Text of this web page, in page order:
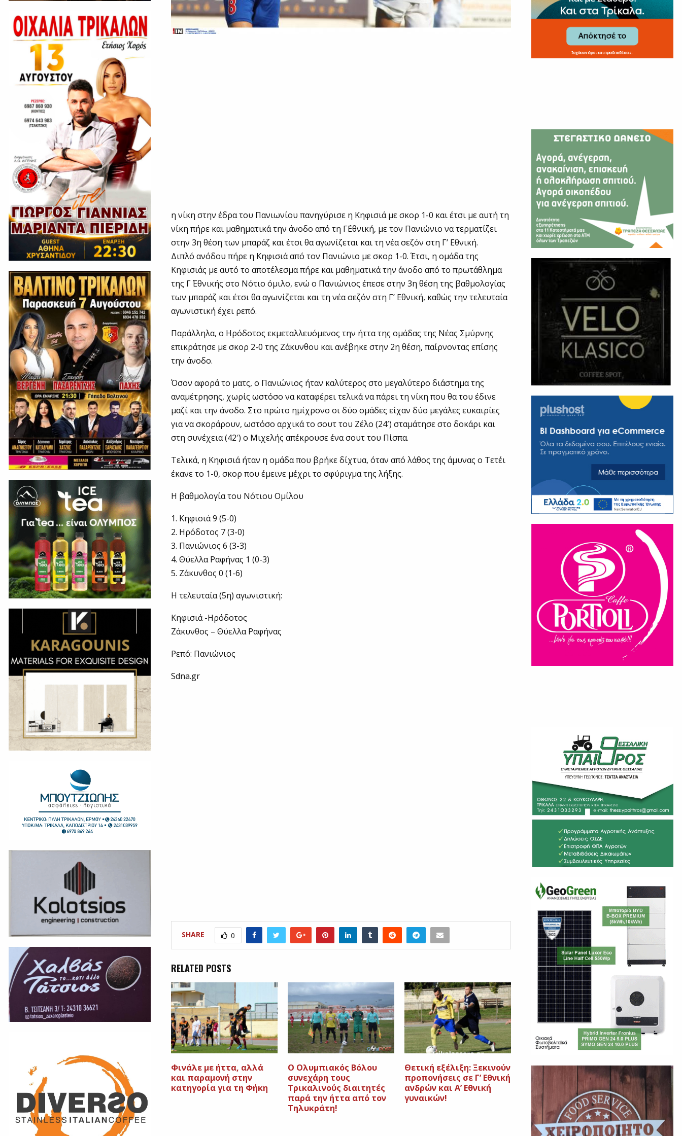
η νίκη στην έδρα του Πανιωνίου πανηγύρισε η Κηφισιά με σκορ 1-0 και έτσι με αυτή τη
νίκη πήρε και μαθηματικά την άνοδο από τη Γ΄Εθνική, με τον Πανιώνιο να τερματίζει
στην 3η θέση των μπαράζ και έτσι θα αγωνίζεται και τη νέα σεζόν στη Γ’ Εθνική.
Διπλό ανόδου πήρε η Κηφισιά από τον Πανιώνιο με σκορ 1-0. Έτσι, η ομάδα της
Κηφισιάς με αυτό το αποτέλεσμα πήρε και μαθηματικά την άνοδο από το πρωτάθλημα
της Γ΄ Εθνικής στο Νότιο όμιλο, ενώ ο Πανιώνιος έπεσε στην 3η θέση της βαθμολογίας
των μπαράζ και έτσι θα αγωνίζεται και τη νέα σεζόν στη Γ’ Εθνική, καθώς την τελευταία
αγωνιστική έχει ρεπό.
Παράλληλα, ο Ηρόδοτος εκμεταλλευόμενος την ήττα της ομάδας της Νέας Σμύρνης
επικράτησε με σκορ 2-0 της Ζάκυνθου και ανέβηκε στην 2η θέση, παίρνοντας επίσης
την άνοδο.
Όσον αφορά το ματς, ο Πανιώνιος ήταν καλύτερος στο μεγαλύτερο διάστημα της
αναμέτρησης, χωρίς ωστόσο να καταφέρει τελικά να πάρει τη νίκη που θα του έδινε
μαζί και την άνοδο. Στο πρώτο ημίχρονο οι δύο ομάδες είχαν δύο μεγάλες ευκαιρίες
για να σκοράρουν, ωστόσο αρχικά το σουτ του Ζέλο (24′) σταμάτησε στο δοκάρι και
στη συνέχεια (42′) ο Μιχελής απέκρουσε ένα σουτ του Πίσπα.
Τελικά, η Κηφισιά ήταν η ομάδα που βρήκε δίχτυα, όταν από λάθος της άμυνας ο Τετέι
έκανε το 1-0, σκορ που έμεινε μέχρι το σφύριγμα της λήξης.
Η βαθμολογία του Νότιου Ομίλου
1. Κηφισιά 9 (5-0)
2. Ηρόδοτος 7 (3-0)
3. Πανιώνιος 6 (3-3)
4. Θύελλα Ραφήνας 1 (0-3)
5. Ζάκυνθος 0 (1-6)
Η τελευταία (5η) αγωνιστική:
Κηφισιά -Ηρόδοτος
Ζάκυνθος – Θύελλα Ραφήνας
Ρεπό: Πανιώνιος
Sdna.gr
SHARE 0
RELATED POSTS
Φινάλε με ήττα, αλλά
και παραμονή στην
κατηγορία για τη Φήκη
Ο Ολυμπιακός Βόλου
συνεχάρη τους
Τρικαλινούς διαιτητές
παρά την ήττα από τον
Τηλυκράτη!
Θετική εξέλιξη: Ξεκινούν
προπονήσεις σε Γ’ Εθνική
ανδρών και Α’ Εθνική
γυναικών!